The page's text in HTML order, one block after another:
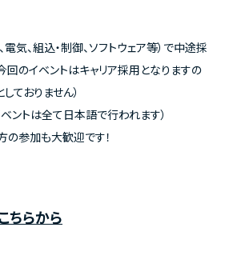
電気、組込・制御、ソフトウェア等）で中途採
回のイベントはキャリア採用となりますの
ておりません）
ントは全て日本語で行われます）
の参加も大歓迎です！
ちらから